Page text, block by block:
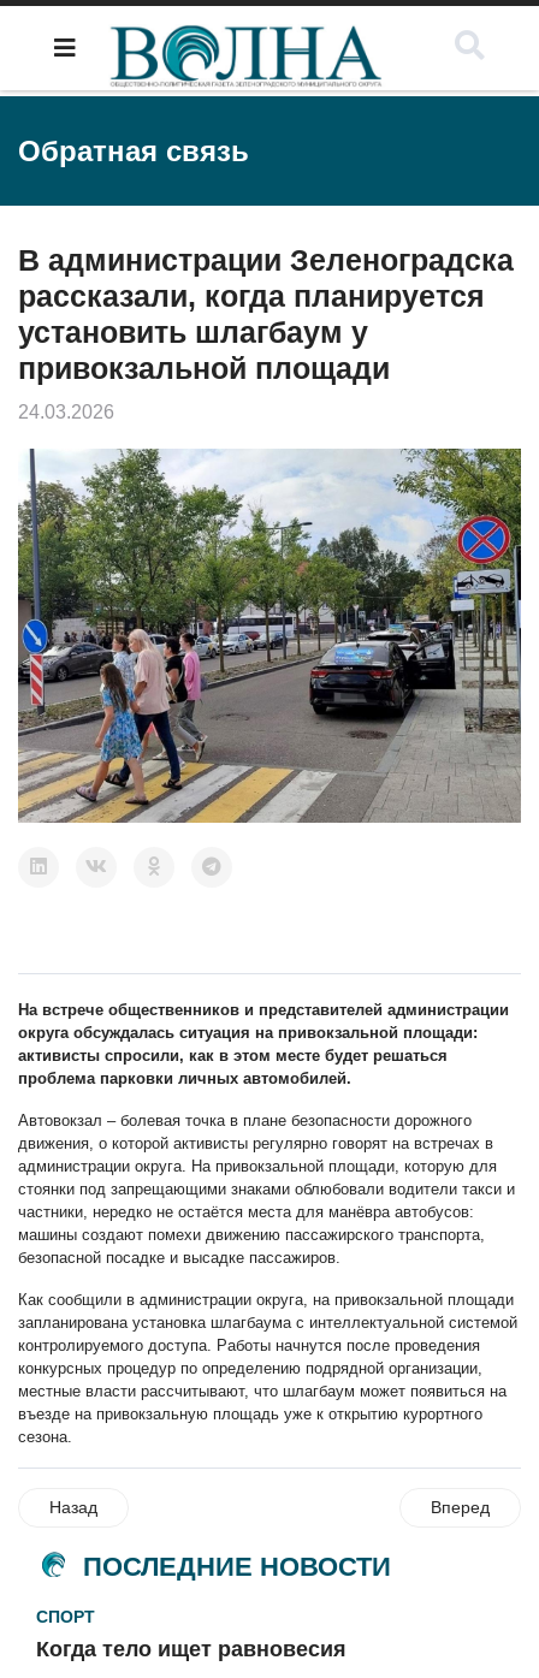
Обратная связь
В администрации Зеленоградска
рассказали, когда планируется
установить шлагбаум у
привокзальной площади
24.03.2026
На встрече общественников и представителей администрации
округа обсуждалась ситуация на привокзальной площади:
активисты спросили, как в этом месте будет решаться
проблема парковки личных автомобилей.
Автовокзал – болевая точка в плане безопасности дорожного
движения, о которой активисты регулярно говорят на встречах в
администрации округа. На привокзальной площади, которую для
стоянки под запрещающими знаками облюбовали водители такси и
частники, нередко не остаётся места для манёвра автобусов:
машины создают помехи движению пассажирского транспорта,
безопасной посадке и высадке пассажиров.
Как сообщили в администрации округа, на привокзальной площади
запланирована установка шлагбаума с интеллектуальной системой
контролируемого доступа. Работы начнутся после проведения
конкурсных процедур по определению подрядной организации,
местные власти рассчитывают, что шлагбаум может появиться на
въезде на привокзальную площадь уже к открытию курортного
сезона.
Назад Вперед
ПОСЛЕДНИЕ НОВОСТИ
СПОРТ
Когда тело ищет равновесия